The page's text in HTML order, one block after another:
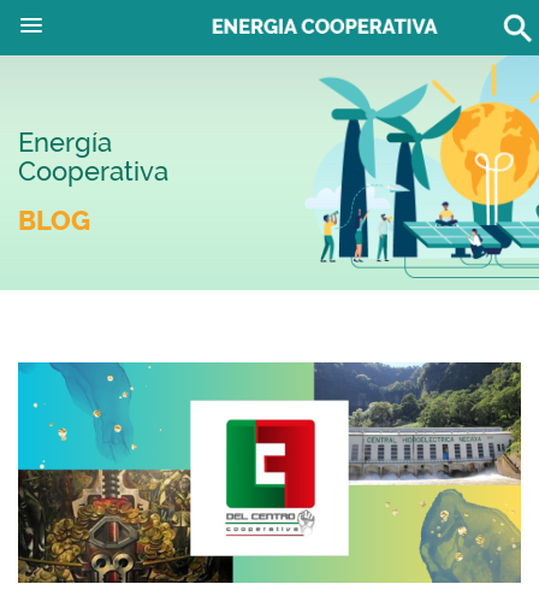
Energía
Cooperativa
BLOG